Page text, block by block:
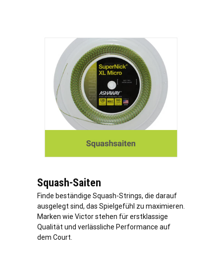
Squash-Saiten
Finde beständige Squash-Strings, die darauf
ausgelegt sind, das Spielgefühl zu maximieren.
Marken wie Victor stehen für erstklassige
Qualität und verlässliche Performance auf
dem Court.